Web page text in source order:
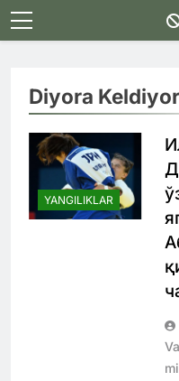
Skip
to
Diyora
YANGILIKLAR